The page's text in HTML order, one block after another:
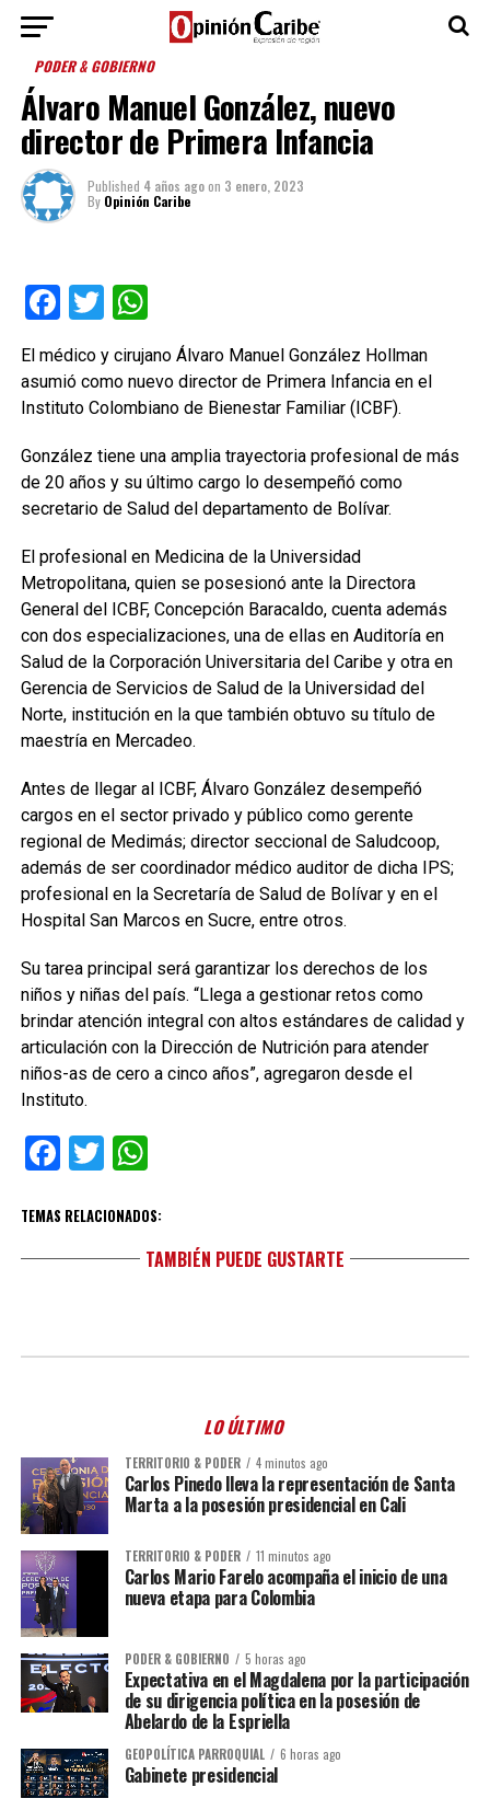
PODER & GOBIERNO
Álvaro Manuel González, nuevo
director de Primera Infancia
Published 4 años agoon 3 enero, 2023
By Opinión Caribe
Facebook
TwitterWhatsApp
El médico y cirujano Álvaro Manuel González Hollman
asumió como nuevo director de Primera Infancia en el
Instituto Colombiano de Bienestar Familiar (ICBF).
González tiene una amplia trayectoria profesional de más
de 20 años y su último cargo lo desempeñó como
secretario de Salud del departamento de Bolívar.
El profesional en Medicina de la Universidad
Metropolitana, quien se posesionó ante la Directora
General del ICBF, Concepción Baracaldo, cuenta además
con dos especializaciones, una de ellas en Auditoría en
Salud de la Corporación Universitaria del Caribe y otra en
Gerencia de Servicios de Salud de la Universidad del
Norte, institución en la que también obtuvo su título de
maestría en Mercadeo.
Antes de llegar al ICBF, Álvaro González desempeñó
cargos en el sector privado y público como gerente
regional de Medimás; director seccional de Saludcoop,
además de ser coordinador médico auditor de dicha IPS;
profesional en la Secretaría de Salud de Bolívar y en el
Hospital San Marcos en Sucre, entre otros.
Su tarea principal será garantizar los derechos de los
niños y niñas del país. “Llega a gestionar retos como
brindar atención integral con altos estándares de calidad y
articulación con la Dirección de Nutrición para atender
niños-as de cero a cinco años”, agregaron desde el
Instituto.
Facebook
TwitterWhatsApp
TEMAS RELACIONADOS:
TAMBIÉN PUEDE GUSTARTE
LO ÚLTIMO
TERRITORIO & PODER 4 minutos ago
Carlos Pinedo lleva la representación de Santa
Marta a la posesión presidencial en Cali
TERRITORIO & PODER 11 minutos ago
Carlos Mario Farelo acompaña el inicio de una
nueva etapa para Colombia
PODER & GOBIERNO 5 horas ago
Expectativa en el Magdalena por la participación
de su dirigencia política en la posesión de
Abelardo de la Espriella
GEOPOLÍTICA PARROQUIAL 6 horas ago
Gabinete presidencial